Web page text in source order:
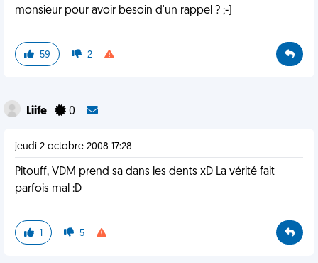
monsieur pour avoir besoin d'un rappel ? ;-)
59 2
Liife 0
jeudi 2 octobre 2008 17:28
Pitouff, VDM prend sa dans les dents xD La vérité fait
parfois mal :D
1 5